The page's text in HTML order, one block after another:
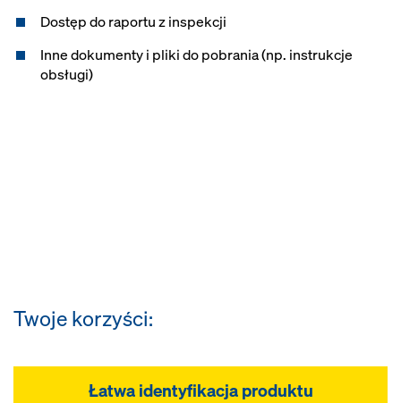
Dostęp do raportu z inspekcji
Inne dokumenty i pliki do pobrania (np. instrukcje
obsługi)
Twoje korzyści:
Łatwa identyfikacja produktu